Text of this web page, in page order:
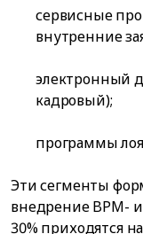
сервисные
внутренние
электронный
кадровый);
программы
Эти сегменты
внедрение BPM-
30% приходятся